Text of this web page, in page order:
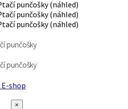
punčošky
punčošky
shop
×